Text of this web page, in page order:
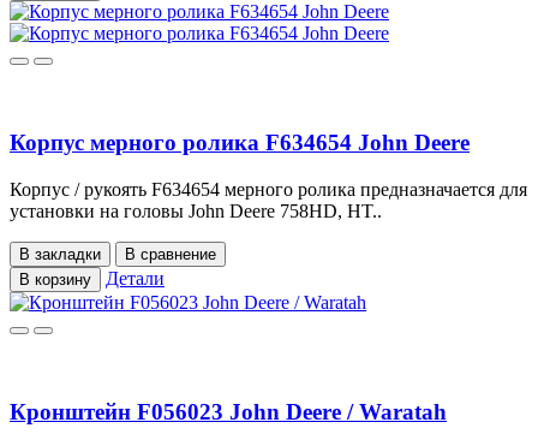
Корпус мерного ролика F634654 John Deere
Корпус / рукоять F634654 мерного ролика предназначается для
установки на головы John Deere 758HD, HT..
В закладки
В сравнение
В корзину
Детали
Кронштейн F056023 John Deere / Waratah